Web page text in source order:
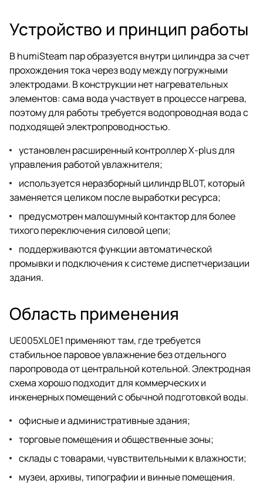
Устройство и принцип работы
В humiSteam пар образуется внутри цилиндра за счет
прохождения тока через воду между погружными
электродами. В конструкции нет нагревательных
элементов: сама вода участвует в процессе нагрева,
поэтому для работы требуется водопроводная вода с
подходящей электропроводностью.
установлен расширенный контроллер X-plus для
управления работой увлажнителя;
используется неразборный цилиндр BL0T, который
заменяется целиком после выработки ресурса;
предусмотрен малошумный контактор для более
тихого переключения силовой цепи;
поддерживаются функции автоматической
промывки и подключения к системе диспетчеризации
здания.
Область применения
UE005XL0E1 применяют там, где требуется
стабильное паровое увлажнение без отдельного
паропровода от центральной котельной. Электродная
схема хорошо подходит для коммерческих и
инженерных помещений с обычной подготовкой воды.
офисные и административные здания;
торговые помещения и общественные зоны;
склады с товарами, чувствительными к влажности;
музеи, архивы, типографии и винные помещения.